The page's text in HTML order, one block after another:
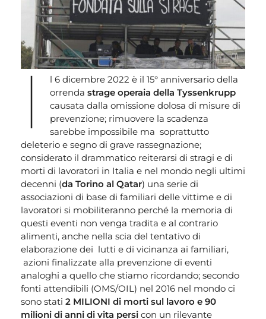
I
l 6 dicembre 2022 è il 15° anniversario della
orrenda strage operaia della Tyssenkrupp
causata dalla omissione dolosa di misure di
prevenzione; rimuovere la scadenza
sarebbe impossibile ma soprattutto
deleterio e segno di grave rassegnazione;
considerato il drammatico reiterarsi di stragi e di
morti di lavoratori in Italia e nel mondo negli ultimi
decenni (da Torino al Qatar) una serie di
associazioni di base di familiari delle vittime e di
lavoratori si mobiliteranno perché la memoria di
questi eventi non venga tradita e al contrario
alimenti, anche nella scia del tentativo di
elaborazione dei lutti e di vicinanza ai familiari,
azioni finalizzate alla prevenzione di eventi
analoghi a quello che stiamo ricordando; secondo
fonti attendibili (OMS/OIL) nel 2016 nel mondo ci
sono stati 2 MILIONI di morti sul lavoro e 90
milioni di anni di vita persi con un rilevante